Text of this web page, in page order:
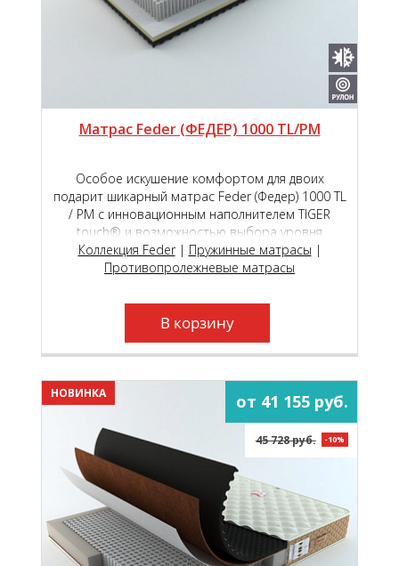
Матрас Feder (ФЕДЕР) 1000 TL/PM
Особое искушение комфортом для двоих
подарит шикарный матрас Feder (Федер) 1000 ТL
/ РМ с инновационным наполнителем TIGER
touch® и возможностью выбора уровня
мягкости сторон на пружинном блоке премиум
класса Roll Feder Micropocket S 2000.
Коллекция Feder| Пружинные матрасы |
Противопролежневые матрасы
В корзину
НОВИНКА от 41 155 руб.
45 728 руб. -10%